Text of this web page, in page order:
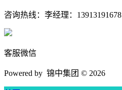
咨询热线： 李经理：13913191678
客服微信
Powered by 锦中集团 © 2026